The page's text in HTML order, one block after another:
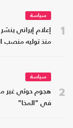
1
سياسة
إعلام إيراني
منذ توليه منصب
2
سياسة
هجوم حوثي غير
في "المخا"